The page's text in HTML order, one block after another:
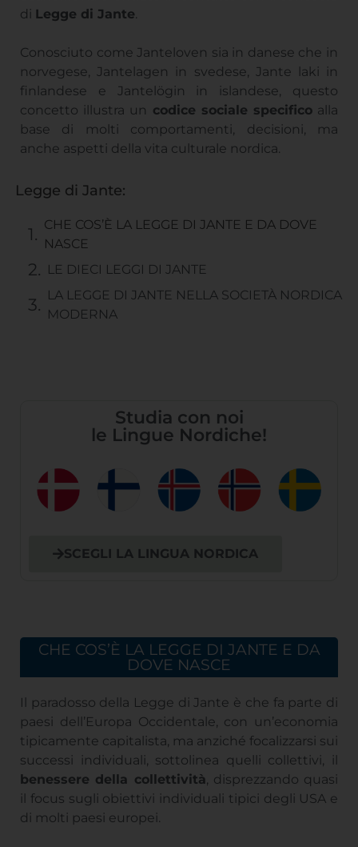
di Legge di Jante.
Conosciuto come Janteloven sia in danese che in
norvegese, Jantelagen in svedese, Jante laki in
finlandese e Jantelögin in islandese, questo
concetto illustra un codice sociale specificoalla
base di molti comportamenti, decisioni, ma
anche aspetti della vita culturale nordica.
Legge di Jante:
CHE COS’È LA LEGGE DI JANTE E DA DOVE
NASCE
LE DIECI LEGGI DI JANTE
LA LEGGE DI JANTE NELLA SOCIETÀ NORDICA
MODERNA
Studia con noi
le Lingue Nordiche!
SCEGLI LA LINGUA NORDICA
CHE COS’È LA LEGGE DI JANTE E DA
DOVE NASCE
Il paradosso della Legge di Jante è che fa parte di
paesi dell’Europa Occidentale, con un’economia
tipicamente capitalista, ma anziché focalizzarsi sui
successi individuali, sottolinea quelli collettivi, il
benessere della collettività, disprezzando quasi
il focus sugli obiettivi individuali tipici degli USA e
di molti paesi europei.